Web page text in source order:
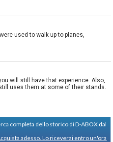
used to walk up to planes,
will still have that experience. Also,
uses them at some of their stands.
completa dello storico di D-ABOX dal
adesso. Lo riceverai entro un'ora